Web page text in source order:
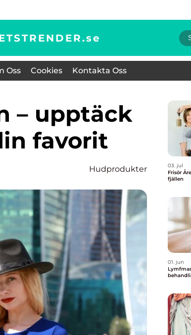
se
Oss Cookies Kontakta Oss
favorit
Hudprodukter
03. jul
Frisör Åre professionell hårvård mitt i
fjällen
01. jun